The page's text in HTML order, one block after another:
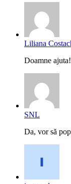
Liliana
Doamne
SNL
Da, vor să